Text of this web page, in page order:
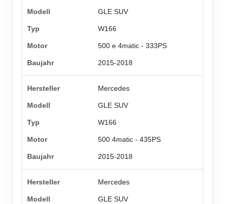
GLE SUV
W166
500 e 4matic - 333PS
2015-2018
Mercedes
GLE SUV
W166
500 4matic - 435PS
2015-2018
Mercedes
GLE SUV